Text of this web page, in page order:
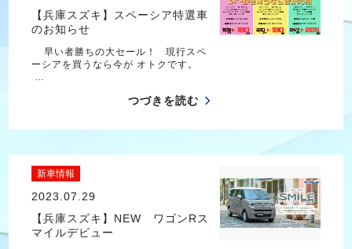
【兵庫スズキ】スペーシア特選車
のお知らせ
早い者勝ちの大セール！ 現行スペ
ーシアを買うなら今が オトクです。
…
つづきを読む
新車情報
2023.07.29
【兵庫スズキ】NEW ワゴンRス
マイルデビュー